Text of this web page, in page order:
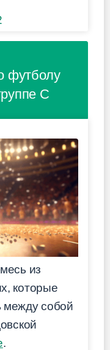
футболу
C
из
которые
между собой
.